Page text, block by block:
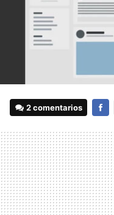
2 comentarios